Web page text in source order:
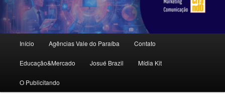
principal
Início Agências Vale do Paraíba Contato
Educação&Mercado Josué Brazil Mídia Kit
O Publicitando